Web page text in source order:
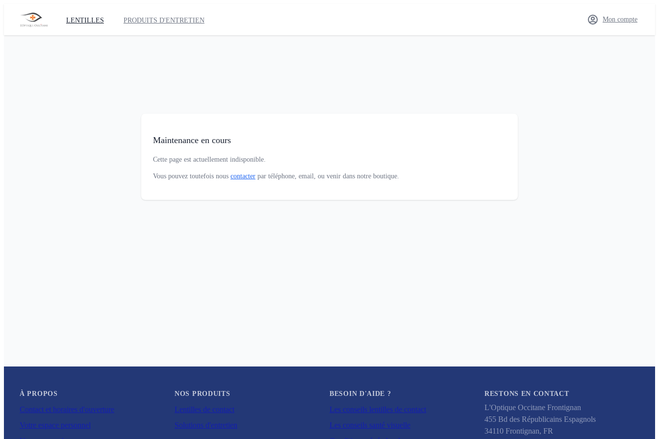
LENTILLES PRODUITS D'ENTRETIEN Mon compte
Maintenance en cours
Cette page est actuellement indisponible.
Vous pouvez toutefois nous contacter par téléphone, email, ou venir dans notre boutique.
À PROPOS
Contact et horaires d'ouverture
Votre espace personnel
NOS PRODUITS
Lentilles de contact
Solutions d'entretien
BESOIN D'AIDE ?
Les conseils lentilles de contact
Les conseils santé visuelle
RESTONS EN CONTACT
L'Optique Occitane Frontignan
455 Bd des Républicains Espagnols
34110 Frontignan, FR